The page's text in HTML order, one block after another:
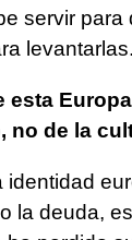
servir para
levantarlas.
esta
no de la
identidad
la deuda,